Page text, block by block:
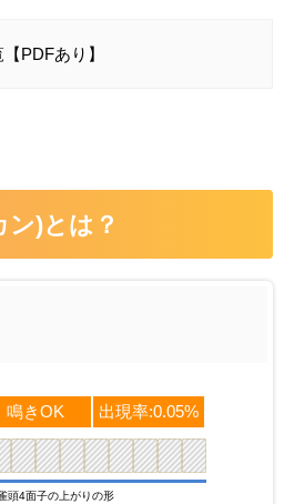
PDFあり】
)とは？
鳴きOK 出現率:0.05%
頭4面子の上がりの形